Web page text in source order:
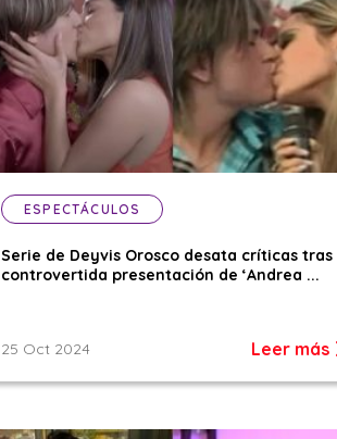
ESPECTÁCULOS
Serie de Deyvis Orosco desata críticas tras
controvertida presentación de ‘Andrea ...
25 Oct 2024 Leer más